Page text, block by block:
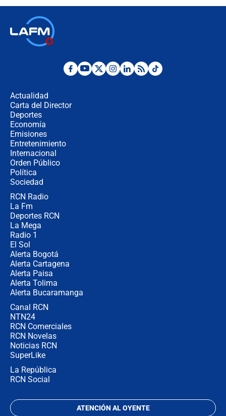
Posesión de Abelardo De La Espriella
Actualidad
Carta del Director
Deportes
Economía
Emisiones
Entretenimiento
Internacional
Orden Público
Política
Sociedad
RCN Radio
La Fm
Deportes RCN
La Mega
Radio 1
El Sol
Alerta Bogotá
Alerta Cartagena
Alerta Paisa
Alerta Tolima
Alerta Bucaramanga
Canal RCN
NTN24
RCN Comerciales
RCN Novelas
Noticias RCN
SuperLike
La República
RCN Social
ATENCIÓN AL OYENTE